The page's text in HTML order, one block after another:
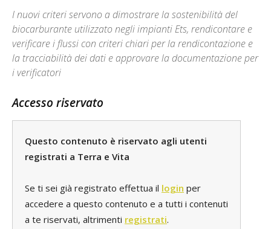
I nuovi criteri servono a dimostrare la sostenibilità del
biocarburante utilizzato negli impianti Ets, rendicontare e
verificare i flussi con criteri chiari per la rendicontazione e
la tracciabilità dei dati e approvare la documentazione per
i verificatori
Accesso riservato
Questo contenuto è riservato agli utenti
registrati a Terra e Vita
Se ti sei già registrato effettua il login per
accedere a questo contenuto e a tutti i contenuti
a te riservati, altrimenti registrati.